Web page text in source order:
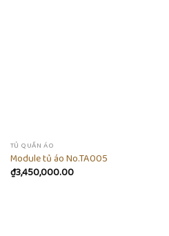
TỦ QUẦN ÁO
Module tủ áo No.TA005
₫3,450,000.00